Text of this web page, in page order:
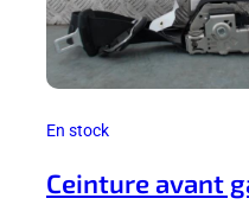
En stock
Ceinture avant